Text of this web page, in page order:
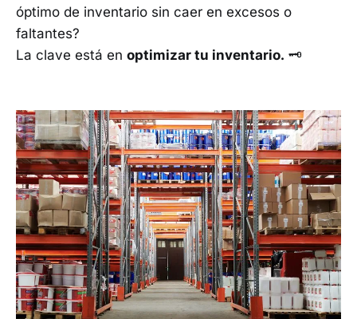
óptimo de inventario sin caer en excesos o
faltantes?
La clave está en optimizar tu inventario. 🗝